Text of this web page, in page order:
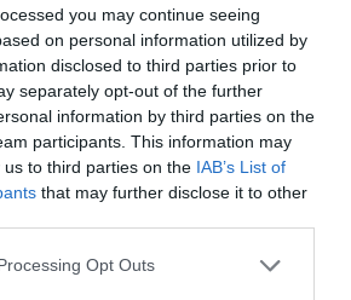
you may continue seeing
on personal information utilized by
disclosed to third parties prior to
separately opt-out of the further
information by third parties on the
participants. This information may
to third parties on the IAB’s List of
that may further disclose it to other
Opt Outs
θα τερματίσουν στην αψίδα
από την κερκίδα της εγκατάστασης.
αγώνα 5 χλμ.:Ο αγώνας θα
περιμετρικά του υδάτινου στίβου
Σχοινιά. Οι δρομείς των 5
την αψίδα της New Balance, θα
θα τερματίσουν στην αψίδα